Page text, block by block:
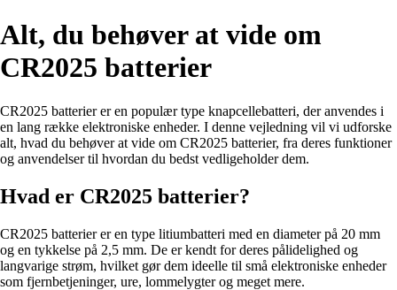
Alt, du behøver at vide om
CR2025 batterier
CR2025 batterier er en populær type knapcellebatteri, der anvendes i
en lang række elektroniske enheder. I denne vejledning vil vi udforske
alt, hvad du behøver at vide om CR2025 batterier, fra deres funktioner
og anvendelser til hvordan du bedst vedligeholder dem.
Hvad er CR2025 batterier?
CR2025 batterier er en type litiumbatteri med en diameter på 20 mm
og en tykkelse på 2,5 mm. De er kendt for deres pålidelighed og
langvarige strøm, hvilket gør dem ideelle til små elektroniske enheder
som fjernbetjeninger, ure, lommelygter og meget mere.